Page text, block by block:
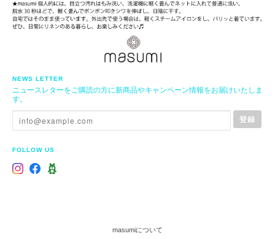
NEWS LETTER
ニュースレターをご購読の方に新商品やキャンペーン情報をお届けいたしま
す。
登録
FOLLOW US
masumiについて